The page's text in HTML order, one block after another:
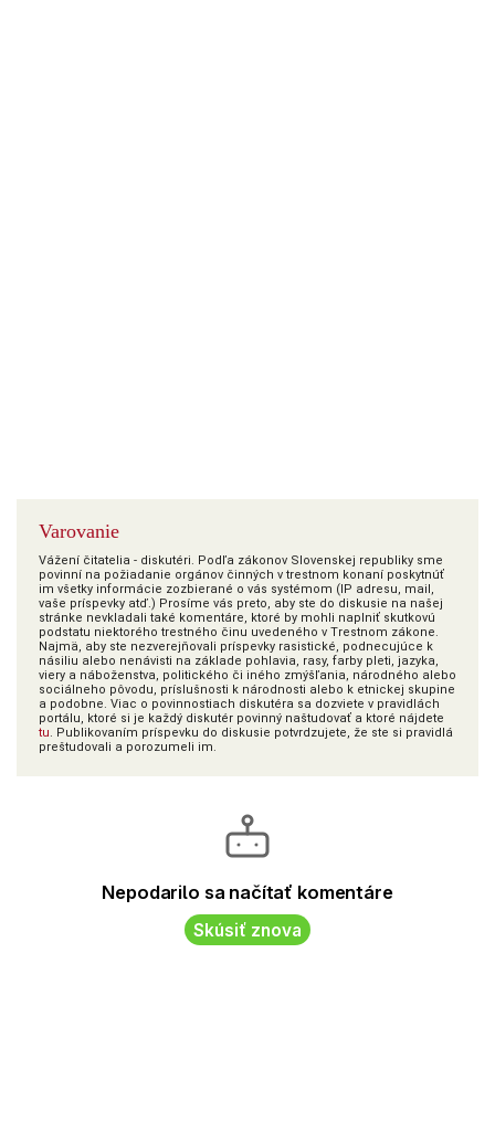
Varovanie
Vážení čitatelia - diskutéri. Podľa zákonov Slovenskej republiky sme
povinní na požiadanie orgánov činných v trestnom konaní poskytnúť
im všetky informácie zozbierané o vás systémom (IP adresu, mail,
vaše príspevky atď.) Prosíme vás preto, aby ste do diskusie na našej
stránke nevkladali také komentáre, ktoré by mohli naplniť skutkovú
podstatu niektorého trestného činu uvedeného v Trestnom zákone.
Najmä, aby ste nezverejňovali príspevky rasistické, podnecujúce k
násiliu alebo nenávisti na základe pohlavia, rasy, farby pleti, jazyka,
viery a náboženstva, politického či iného zmýšľania, národného alebo
sociálneho pôvodu, príslušnosti k národnosti alebo k etnickej skupine
a podobne. Viac o povinnostiach diskutéra sa dozviete v pravidlách
portálu, ktoré si je každý diskutér povinný naštudovať a ktoré nájdete
tu. Publikovaním príspevku do diskusie potvrdzujete, že ste si pravidlá
preštudovali a porozumeli im.